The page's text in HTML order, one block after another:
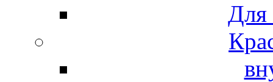
Для